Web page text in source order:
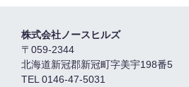
株式会社ノースヒルズ
〒059-2344
北海道新冠郡新冠町字美宇198番5
TEL 0146-47-5031